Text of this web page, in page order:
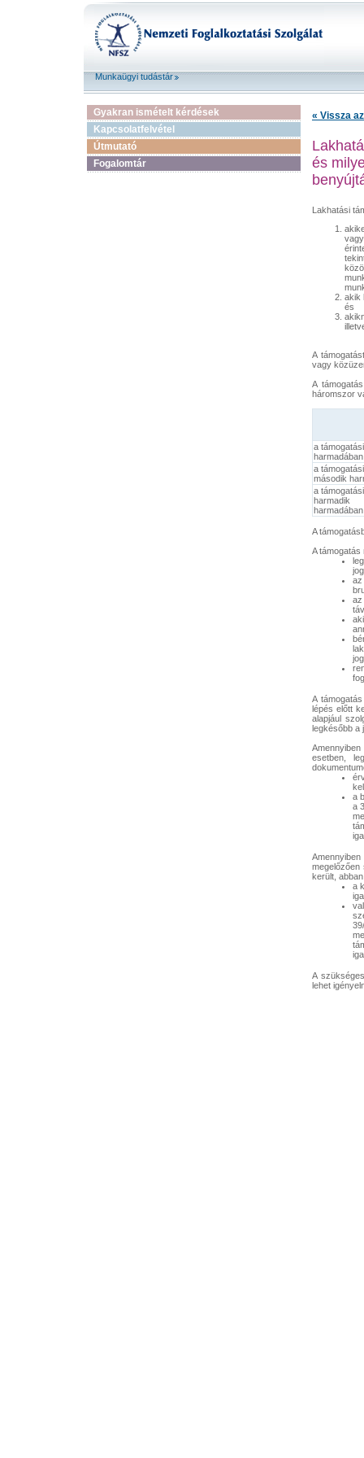
Munkaügyi tudástár
Gyakran ismételt kérdések
Kapcsolatfelvétel
Útmutató
Fogalomtár
« Vissza
és
Lakhatási
akik
és
A
vagy
A
háromszor
a
harmadában
a
második
a
harmadik
harmadában
A
A támogatás
az
az
A
lépés előtt
alapjául
legkésőbb a
esetben,
a
a
került,
a
A
lehet